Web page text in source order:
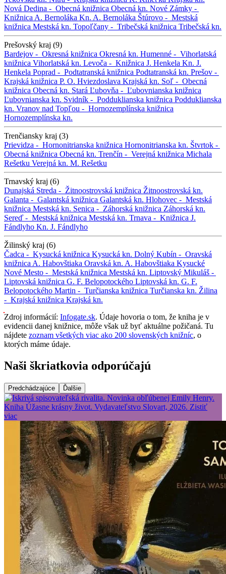
Nová Dedina - Obecná knižnica Obecná kn. Nové Zámky -
Knižnica A. Bernoláka Kn. A. Bernoláka Štúrovo - Mestská
knižnica Mestská kn. Topoľčany - Tribečská knižnica Tribečská kn.
Prešovský kraj (9)
Bardejov - Okresná knižnica Okresná kn. Humenné - Vihorlatská
knižnica Vihorlatská kn. Levoča - Knižnica J. Henkela Kn. J.
Henkela Poprad - Podtatranská knižnica Podtatranská kn. Prešov -
Krajská knižnica P. O. Hviezdoslava Krajská kn. Soľ - Obecná
knižnica Obecná kn. Stará Ľubovňa - Ľubovnianska knižnica
Ľubovnianska kn. Svidník - Podduklianska knižnica Podduklianska
kn. Vranov nad Topľou - Hornozemplínska knižnica
Hornozemplínska kn.
Trenčiansky kraj (3)
Prievidza - Hornonitrianska knižnica Hornonitrianska kn. Štvrtok -
Obecná knižnica Obecná kn. Trenčín - Verejná knižnica Michala
Rešetku Verejná kn. M. Rešetku
Trnavský kraj (6)
Dunajská Streda - Žitnoostrovská knižnica Žitnoostrovská kn.
Galanta - Galantská knižnica Galantská kn. Hlohovec - Mestská
knižnica Mestská kn. Senica - Záhorská knižnica Záhorská kn.
Sereď - Mestská knižnica Mestská kn. Trnava - Knižnica J.
Fándlyho Kn. J. Fándlyho
Žilinský kraj (6)
Čadca - Kysucká knižnica Kysucká kn. Dolný Kubín - Oravská
knižnica A. Habovštiaka Oravská kn. A. Habovštiaka Kysucké
Nové Mesto - Mestská knižnica Mestská kn. Liptovský Mikuláš -
Liptovská knižnica G. F. Belopotockého Liptovská kn. G. F.
Belopotockého Martin - Turčianska knižnica Turčianska kn. Žilina
- Krajská knižnica Krajská kn.
Zdroj informácií: Infogate.sk. Údaje hovoria o tom, že kniha je v
evidencii danej knižnice, môže však už byť aktuálne požičaná. Tu
nájdete zoznam všetkých viac ako 200 slovenských knižníc, o
ktorých máme údaje.
Naši škriatkovia odporúčajú
Predchádzajúce Ďalšie